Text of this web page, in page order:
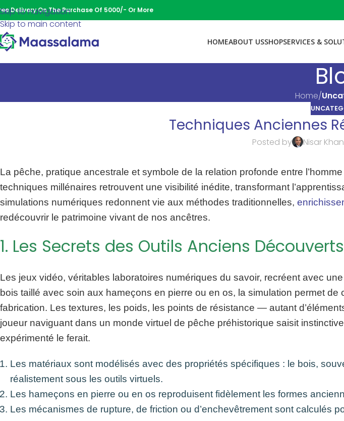
Skip to navigation
Skip to main content
Delivery On The Purchase Of 5000/- Or More
HOMEABOUT USSHOPSERVICES &
Home/
Techniques Anciennes
Posted by Nisar Khan
La pêche, pratique ancestrale et symbole de la relation profonde entre
techniques millénaires retrouvent une visibilité inédite, transformant
simulations numériques redonnent vie aux méthodes traditionnelles,
redécouvrir le patrimoine vivant de nos ancêtres.
1. Les Secrets des Outils Anciens
Les jeux vidéo, véritables laboratoires numériques du savoir, recréent avec
bois taillé avec soin aux hameçons en pierre ou en os, la simulation permet
fabrication. Les textures, les poids, les points de résistance — autant
joueur naviguant dans un monde virtuel de pêche préhistorique saisit
expérimenté le ferait.
Les matériaux sont modélisés avec des propriétés spécifiques : le bois,
réalistement sous les outils virtuels.
Les hameçons en pierre ou en os reproduisent fidèlement les formes
Les mécanismes de rupture, de friction ou d’enchevêtrement sont calculés